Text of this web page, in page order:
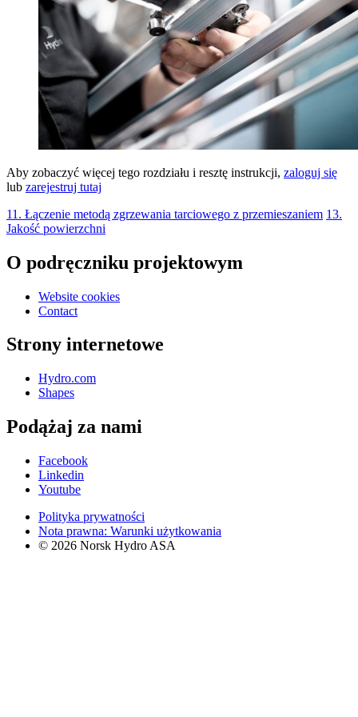
Aby zobaczyć więcej tego rozdziału i resztę instrukcji, zaloguj się
lub zarejestruj tutaj
11. Łączenie metodą zgrzewania tarciowego z przemieszaniem 13.
Jakość powierzchni
O podręczniku projektowym
Website cookies
Contact
Strony internetowe
Hydro.com
Shapes
Podążaj za nami
Facebook
Linkedin
Youtube
Polityka prywatności
Nota prawna: Warunki użytkowania
© 2026 Norsk Hydro ASA